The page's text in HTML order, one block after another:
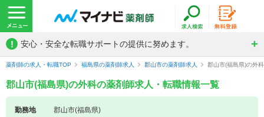
! 安心・安全な転職サポートの提供に努めます。
薬剤師の求人・転職TOP 福島県の薬剤師求人 郡山市の薬剤師求人 郡山市(福島県)の外
郡山市(福島県)の外科の薬剤師求人・転職情報一覧
勤務地
郡山市(福島県)